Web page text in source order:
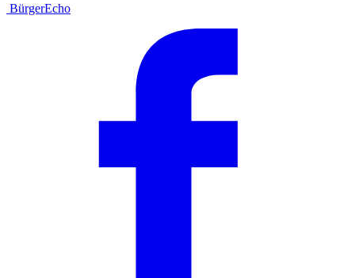
BürgerEcho